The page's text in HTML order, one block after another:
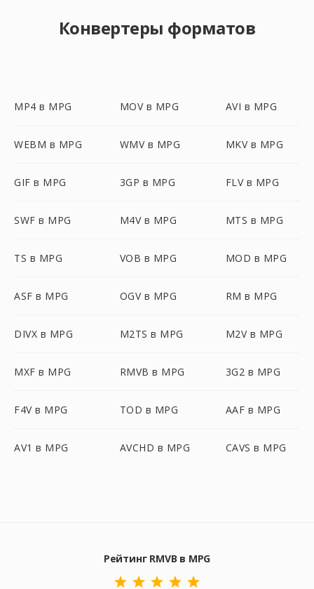
Конвертеры форматов
MP4 в MPG MOV в MPG AVI в MPG
WEBM в MPG WMV в MPG MKV в MPG
GIF в MPG 3GP в MPG FLV в MPG
SWF в MPG M4V в MPG MTS в MPG
TS в MPG VOB в MPG MOD в MPG
ASF в MPG OGV в MPG RM в MPG
DIVX в MPG M2TS в MPG M2V в MPG
MXF в MPG RMVB в MPG 3G2 в MPG
F4V в MPG TOD в MPG AAF в MPG
AV1 в MPG AVCHD в MPG CAVS в MPG
Рейтинг RMVB в MPG